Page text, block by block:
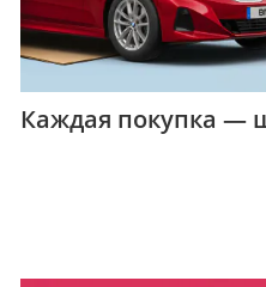
Каждая покупка —